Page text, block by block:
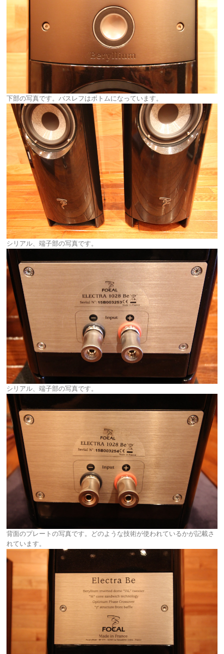
下部の写真です。バスレフはボトムになっています。
シリアル、端子部の写真です。
シリアル、端子部の写真です。
背面のプレートの写真です。どのような技術が使われているかが記載さ
れています。